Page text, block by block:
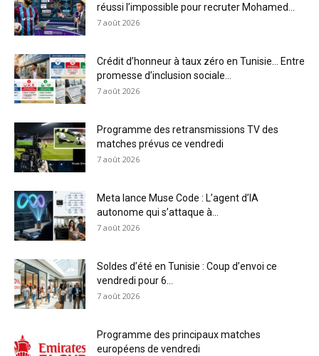
réussi l’impossible pour recruter Mohamed...
7 août 2026
Crédit d’honneur à taux zéro en Tunisie… Entre
promesse d’inclusion sociale...
7 août 2026
Programme des retransmissions TV des
matches prévus ce vendredi
7 août 2026
Meta lance Muse Code : L’agent d’IA
autonome qui s’attaque à...
7 août 2026
Soldes d’été en Tunisie : Coup d’envoi ce
vendredi pour 6...
7 août 2026
Programme des principaux matches
européens de vendredi